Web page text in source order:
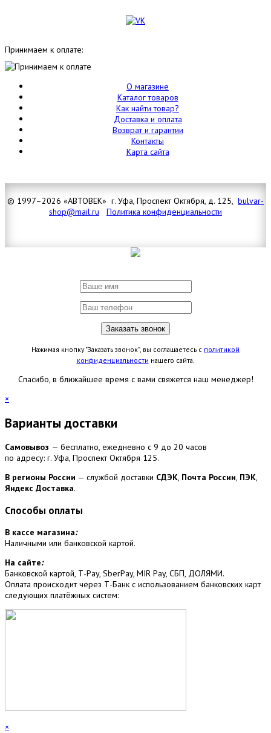
Принимаем к оплате:
О магазине
Каталог товаров
Как найти товар?
Доставка и оплата
Возврат и гарантии
Контакты
Карта сайта
© 1997–2026 «АВТОВЕК» г. Уфа, Проспект Октября, д. 125, bulvar-
shop@mail.ru
Политика конфиденциальности
Нажимая кнопку "Заказать звонок", вы соглашаетесь с политикой
конфиденциальности нашего сайта.
Спасибо, в ближайшее время с вами свяжется наш менеджер!
×
Варианты доставки
Самовывоз — бесплатно, ежедневно с 9 до 20 часов
по адресу: г. Уфа, Проспект Октября 125.
В регионы России — службой доставки СДЭК, Почта России, ПЭК,
Яндекс Доставка.
Способы оплаты
В кассе магазина:
Наличными или банковской картой.
На сайте:
Банковской картой, Т-Pay, SberPay, MIR Pay, СБП, ДОЛЯМИ.
Оплата происходит через Т-Банк с использованием банковских карт
следующих платёжных систем:
×